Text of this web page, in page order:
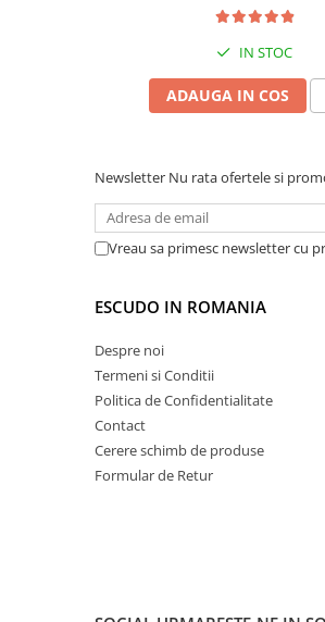
IN STOC
ADAUGA IN COS
Newsletter Nu rata ofertele si
Vreau sa primesc newsletter cu
ESCUDO IN ROMANIA
Despre noi
Termeni si Conditii
Politica de Confidentialitate
Contact
Cerere schimb de produse
Formular de Retur